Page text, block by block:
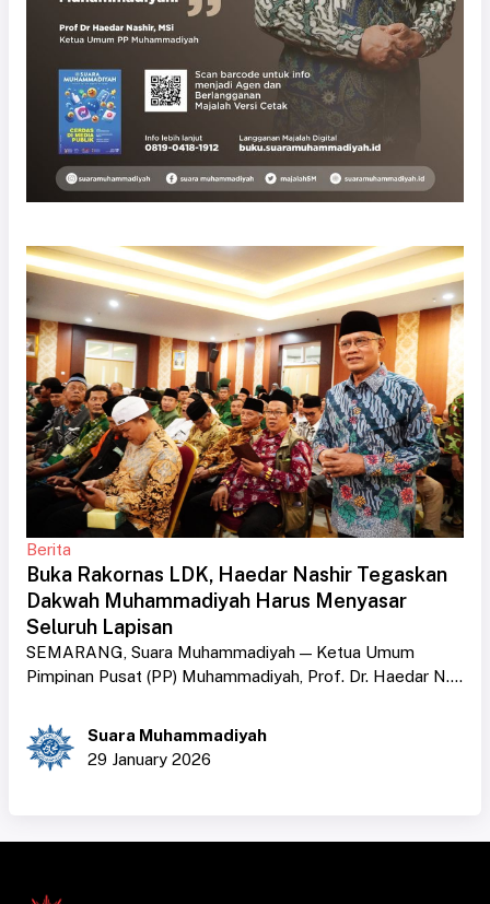
Berita
Buka Rakornas LDK, Haedar Nashir Tegaskan
Dakwah Muhammadiyah Harus Menyasar
Seluruh Lapisan
SEMARANG, Suara Muhammadiyah — Ketua Umum
Pimpinan Pusat (PP) Muhammadiyah, Prof. Dr. Haedar N....
Suara Muhammadiyah
29 January 2026